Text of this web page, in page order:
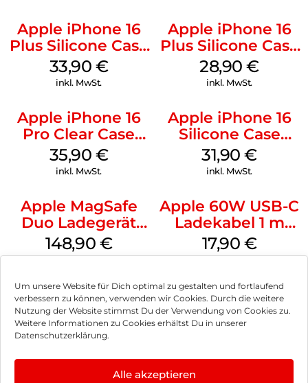
Um unsere Website für Dich optimal zu gestalten und fortlaufend
verbessern zu können, verwenden wir Cookies. Durch die weitere
Nutzung der Website stimmst Du der Verwendung von Cookies zu.
Weitere Informationen zu Cookies erhältst Du in unserer
Datenschutzerklärung.
Alle akzeptieren
Apple iPhone 16
Plus Silicone Case
MagSafe Lake
Green
33,90 €
inkl. MwSt.
Apple iPhone 16
Plus Silicone Case
MagSafe Black
28,90€
inkl. MwSt.
Apple iPhone 16
Pro Clear Case
MagSafe
Transparent
35,90 €
inkl. MwSt.
Apple iPhone 16
Silicone Case
MagSafe Fuchsia
31,90€
inkl. MwSt.
Apple MagSafe
Duo Ladegerät
Weiß
148,90 €
inkl. MwSt.
Apple 60W USB-C
Ladekabel 1 m
Weiß
17,90 €
inkl. MwSt.
Impressum
AGB